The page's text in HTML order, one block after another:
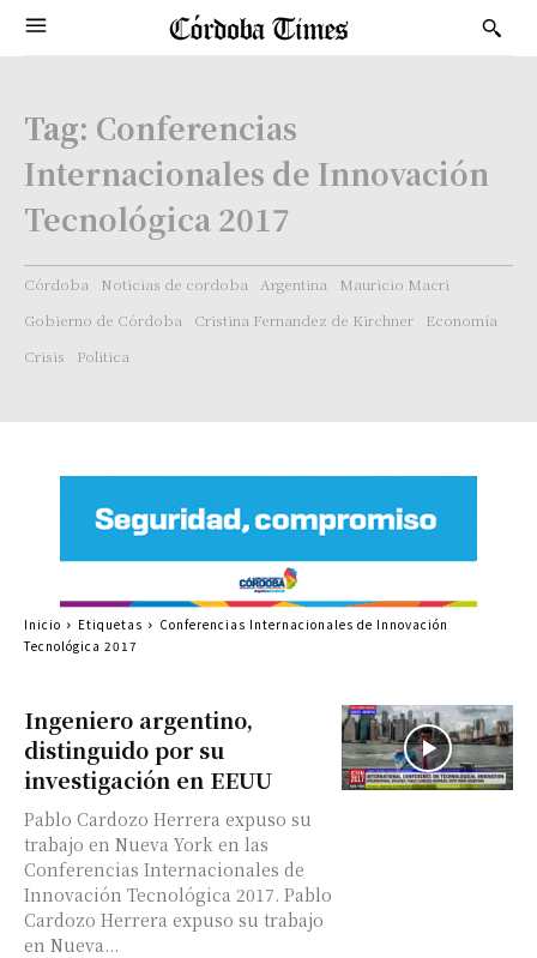
Tag: Conferencias
Internacionales de Innovación
Tecnológica 2017
Córdoba Noticias de cordoba Argentina
Mauricio Macri
Gobierno de Córdoba
Cristina Fernandez de Kirchner
Economía
Crisis
Politica
Ingeniero argentino,
distinguido por su
investigación en EEUU
Pablo Cardozo Herrera expuso su
trabajo en Nueva York en las
Conferencias Internacionales de
Innovación Tecnológica 2017. Pablo
Cardozo Herrera expuso su trabajo
en Nueva...
Inicio Etiquetas
Conferencias Internacionales de Innovación
Tecnológica 2017